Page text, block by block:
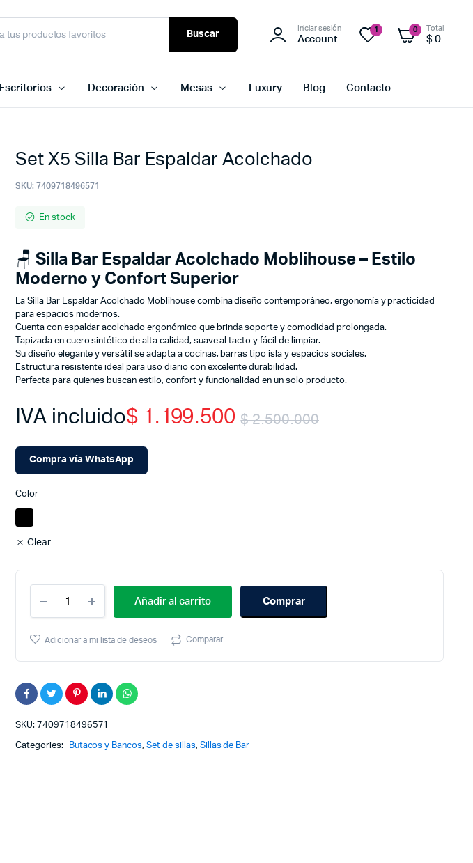
Buscar
Iniciar sesión
Account
1 0 Total
$ 0
Escritorios Decoración Mesas Luxury Blog Contacto
Set X5 Silla Bar Espaldar Acolchado
SKU: 7409718496571
En stock
🪑 Silla Bar Espaldar Acolchado Moblihouse – Estilo
Moderno y Confort Superior
La Silla Bar Espaldar Acolchado Moblihouse combina diseño contemporáneo, ergonomía y practicidad
para espacios modernos.
Cuenta con espaldar acolchado ergonómico que brinda soporte y comodidad prolongada.
Tapizada en cuero sintético de alta calidad, suave al tacto y fácil de limpiar.
Su diseño elegante y versátil se adapta a cocinas, barras tipo isla y espacios sociales.
Estructura resistente ideal para uso diario con excelente durabilidad.
Perfecta para quienes buscan estilo, confort y funcionalidad en un solo producto.
$2.500.000
$1.199.500
IVA incluido
Compra vía WhatsApp
Color
Clear
X5
Bar
Añadir al carrito Comprar
Adicionar a mi lista de deseos Comparar
SKU: 7409718496571
Categories: Butacos y Bancos,Set de sillas, Sillas de Bar